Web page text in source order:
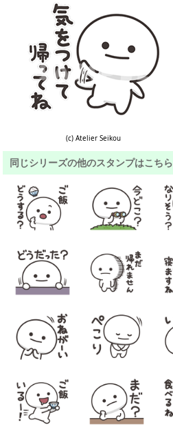
(c) Atelier Seikou
同じシリーズの他のスタンプはこちら